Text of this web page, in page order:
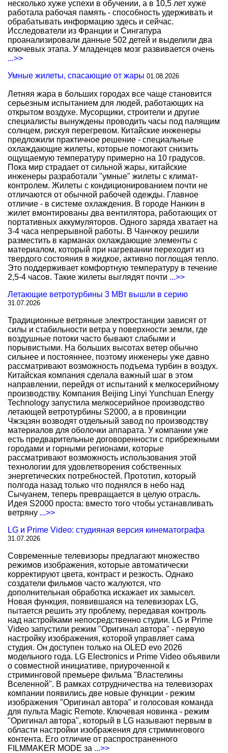
несколько хуже успехи в обучении, а в 10,5 лет хуже
работала рабочая память - способность удерживать и
обрабатывать информацию здесь и сейчас.
Исследователи из Франции и Сингапура
проанализировали данные 502 детей и выделили два
ключевых этапа. У младенцев мозг развивается очень
...>>
Умные жилеты, спасающие от жары 01.08.2026
Летняя жара в больших городах все чаще становится
серьезным испытанием для людей, работающих на
открытом воздухе. Мусорщики, строители и другие
специалисты вынуждены проводить часы под палящим
солнцем, рискуя перегревом. Китайские инженеры
предложили практичное решение - специальные
охлаждающие жилеты, которые помогают снизить
ощущаемую температуру примерно на 10 градусов.
Пока мир страдает от сильной жары, китайские
инженеры разработали "умные" жилеты с климат-
контролем. Жилеты с кондиционированием почти не
отличаются от обычной рабочей одежды. Главное
отличие - в системе охлаждения. В городе Нанкин в
жилет вмонтированы два вентилятора, работающих от
портативных аккумуляторов. Одного заряда хватает на
3-4 часа непрерывной работы. В Чанчжоу решили
разместить в карманах охлаждающие элементы с
материалом, который при нагревании переходит из
твердого состояния в жидкое, активно поглощая тепло.
Это поддерживает комфортную температуру в течение
2,5-4 часов. Такие жилеты выглядят почти ...>>
Летающие ветротурбины 3 МВт вышли в серию
31.07.2026
Традиционные ветряные электростанции зависят от
силы и стабильности ветра у поверхности земли, где
воздушные потоки часто бывают слабыми и
порывистыми. На больших высотах ветер обычно
сильнее и постояннее, поэтому инженеры уже давно
рассматривают возможность подъема турбин в воздух.
Китайская компания сделала важный шаг в этом
направлении, перейдя от испытаний к мелкосерийному
производству. Компания Beijing Linyi Yunchuan Energy
Technology запустила мелкосерийное производство
летающей ветротурбины S2000, а в провинции
Чжэцзян возводят отдельный завод по производству
материалов для оболочки аппарата. У компании уже
есть предварительные договоренности с прибрежными
городами и горными регионами, которые
рассматривают возможность использования этой
технологии для удовлетворения собственных
энергетических потребностей. Прототип, который
полгода назад только что поднялся в небо над
Сычуанем, теперь превращается в целую отрасль.
Идея S2000 проста: вместо того чтобы устанавливать
ветряну ...>>
LG и Prime Video: студияная версия кинематографа
31.07.2026
Современные телевизоры предлагают множество
режимов изображения, которые автоматически
корректируют цвета, контраст и резкость. Однако
создатели фильмов часто жалуются, что
дополнительная обработка искажает их замысел.
Новая функция, появившаяся на телевизорах LG,
пытается решить эту проблему, передавая контроль
над настройками непосредственно студии. LG и Prime
Video запустили режим "Оригинал автора" - первую
настройку изображения, которой управляет сама
студия. Он доступен только на OLED evo 2026
модельного года. LG Electronics и Prime Video объявили
о совместной инициативе, приуроченной к
стриминговой премьере фильма "Властелины
Вселенной". В рамках сотрудничества на телевизорах
компании появились две новые функции - режим
изображения "Оригинал автора" и голосовая команда
для пульта Magic Remote. Ключевая новинка - режим
"Оригинал автора", который в LG называют первым в
области настройки изображения для стримингового
контента. Его отличие от распространенного
FILMMAKER MODE за ...>>